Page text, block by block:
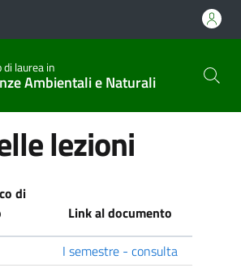
di laurea in
Ambientali e Naturali
lezioni
di
Link al documento
I semestre - consulta